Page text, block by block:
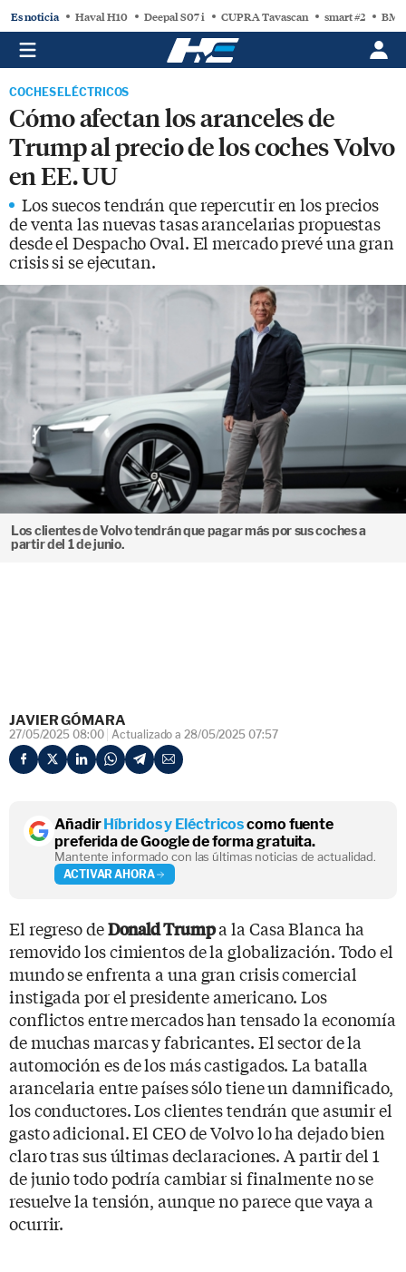
Es noticia Haval H10 Deepal S07 i CUPRA Tavascan smart #2
COCHES ELÉCTRICOS
Cómo afectan los aranceles de
Trump al precio de los coches Volvo
en EE. UU
Los suecos tendrán que repercutir en los precios
de venta las nuevas tasas arancelarias propuestas
desde el Despacho Oval. El mercado prevé una gran
crisis si se ejecutan.
Los clientes de Volvo tendrán que pagar más por sus coches a
partir del 1 de junio.
JAVIER GÓMARA
27/05/2025 08:00 Actualizado a 28/05/2025 07:57
AñadirHíbridos y Eléctricoscomo fuente
preferida de Google de forma gratuita.
Mantente informado con las últimas noticias de actualidad.
ACTIVAR AHORA
El regreso deDonald Trumpa la Casa Blanca ha
removido los cimientos de la globalización. Todo el
mundo se enfrenta a una gran crisis comercial
instigada por el presidente americano. Los
conflictos entre mercados han tensado la economía
de muchas marcas y fabricantes. El sector de la
automoción es de los más castigados. La batalla
arancelaria entre países sólo tiene un damnificado,
los conductores. Los clientes tendrán que asumir el
gasto adicional. El CEO de Volvo lo ha dejado bien
claro tras sus últimas declaraciones. A partir del 1
de junio todo podría cambiar si finalmente no se
resuelve la tensión, aunque no parece que vaya a
ocurrir.